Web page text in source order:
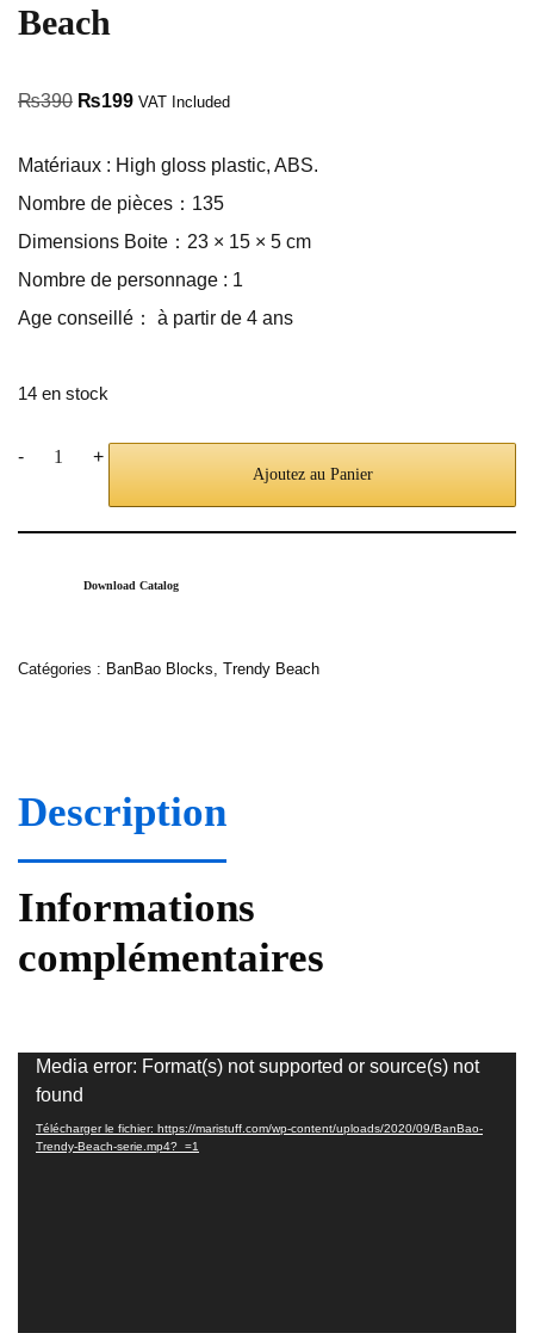
Beach
₨390 ₨199 VAT Included
Matériaux : High gloss plastic, ABS.
Nombre de pièces：135
Dimensions Boite：23 × 15 × 5 cm
Nombre de personnage : 1
Age conseillé： à partir de 4 ans
14 en stock
- +
Ajoutez au Panier
Download Catalog
Catégories : BanBao Blocks Trendy Beach
Description
Informations
complémentaires
Lecteur
vidéo
Media error: Format(s) not supported or source(s) not
found
Télécharger le fichier: https://maristuff.com/wp-content/uploads/2020/09/BanBao-
Trendy-Beach-serie.mp4?_=1